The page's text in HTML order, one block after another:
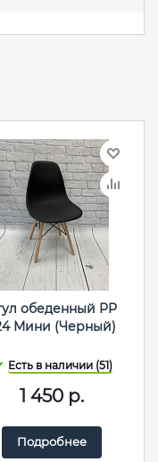
обеденный PP
Мини (Черный)
Есть в наличии (51)
1 450р.
Подробнее